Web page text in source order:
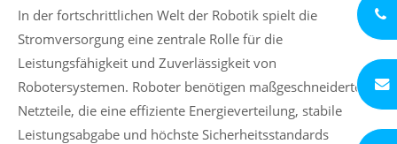
In der fortschrittlichen Welt der Robotik spielt die
Stromversorgung eine zentrale Rolle für die
Leistungsfähigkeit und Zuverlässigkeit von
Robotersystemen. Roboter benötigen maßgeschneiderte
Netzteile, die eine effiziente Energieverteilung, stabile
Leistungsabgabe und höchste Sicherheitsstandards